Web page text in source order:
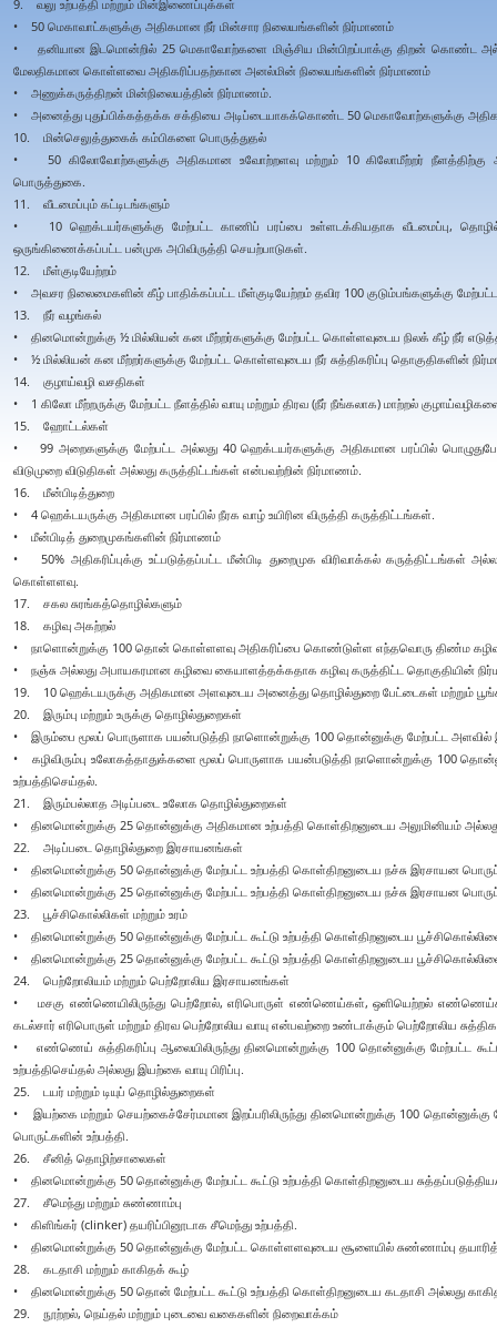
9. வலு உற்பத்தி மற்றும் மின்இணைப்புக்கள்
• 50 மெகாவாட்களுக்கு அதிகமான நீர் மின்சார நிலையங்களின் நிர்மாணம்
• தனியான இடமொன்றில் 25 மெகாவோற்களை மிஞ்சிய மின்பிறப்பாக்கு திறன் கொண்ட
மேலதிகமான கொள்ளவை அதிகரிப்பதற்கான அனல்மின் நிலையங்களின் நிர்மாணம்
• அணுக்கருத்திறன் மின்நிலையத்தின் நிர்மாணம்.
• அனைத்து புதுப்பிக்கத்தக்க சக்தியை அடிப்டையாகக்கொண்ட 50 மெகாவோற்களுக்கு
10. மின்செலுத்துகைக் கம்பிகளை பொருத்துதல்
• 50 கிலோவோற்களுக்கு அதிகமான உவோற்றளவு மற்றும் 10 கிலோமீற்றர் நீளத்திற்கு
பொருத்துகை.
11. வீடமைப்பும் கட்டிடங்களும்
• 10 ஹெக்டயர்களுக்கு மேற்பட்ட காணிப் பரப்பை உள்ளடக்கியதாக வீடமைப்பு,
ஒருங்கிணைக்கப்பட்ட பன்முக அபிவிருத்தி செயற்பாடுகள்.
12. மீள்குடியேற்றம்
• அவசர நிலைமைகளின் கீழ் பாதிக்கப்பட்ட மீள்குடியேற்றம் தவிர 100 குடும்பங்களுக்கு
13. நீர் வழங்கல்
• தினமொன்றுக்கு ½ மில்லியன் கன மீற்றர்களுக்கு மேற்பட்ட கொள்ளவுடைய நிலக் கீழ் நீர்
• ½ மில்லியன் கன மீற்றர்களுக்கு மேற்பட்ட கொள்ளவுடைய நீர் சுத்திகரிப்பு தொகுதிகளின்
14. குழாய்வழி வசதிகள்
• 1 கிலோ மீற்றருக்கு மேற்பட்ட நீளத்தில் வாயு மற்றும் திரவ (நீர் நீங்கலாக) மாற்றல்
15. ஹோட்டல்கள்
• 99 அறைகளுக்கு மேற்பட்ட அல்லது 40 ஹெக்டயர்களுக்கு அதிகமான பரப்பில்
விடுமுறை விடுதிகள் அல்லது கருத்திட்டங்கள் என்பவற்றின் நிர்மாணம்.
16. மீன்பிடித்துறை
• 4 ஹெக்டயருக்கு அதிகமான பரப்பில் நீரக வாழ் உயிரின விருத்தி கருத்திட்டங்கள்.
• மீன்பிடித் துறைமுகங்களின் நிர்மாணம்
• 50% அதிகரிப்புக்கு உட்படுத்தப்பட்ட மீன்பிடி துறைமுக விரிவாக்கல்
கொள்ளளவு.
17. சகல சுரங்கத்தொழில்களும்
18. கழிவு அகற்றல்
• நாளொன்றுக்கு 100 தொன் கொள்ளளவு அதிகரிப்பை கொண்டுள்ள எந்தவொரு திண்ம
• நஞ்சு அல்லது அபாயகரமான கழிவை கையாளத்தக்கதாக கழிவு கருத்திட்ட தொகுதியின்
19. 10 ஹெக்டயருக்கு அதிகமான அளவுடைய அனைத்து தொழில்துறை பேட்டைகள் மற்றும்
20. இரும்பு மற்றும் உருக்கு தொழில்துறைகள்
• இரும்பை மூலப் பொருளாக பயன்படுத்தி நாளொன்றுக்கு 100 தொன்னுக்கு மேற்பட்ட அளவில்
• கழிவிரும்பு உலோகத்தாதுக்களை மூலப் பொருளாக பயன்படுத்தி நாளொன்றுக்கு 100
உற்பத்திசெய்தல்.
21. இரும்பல்லாத அடிப்படை உலோக தொழில்துறைகள்
• தினமொன்றுக்கு 25 தொன்னுக்கு அதிகமான உற்பத்தி கொள்திறனுடைய அலுமினியம்
22. அடிப்படை தொழில்துறை இரசாயனங்கள்
• தினமொன்றுக்கு 50 தொன்னுக்கு மேற்பட்ட உற்பத்தி கொள்திறனுடைய நச்சு இரசாயன
• தினமொன்றுக்கு 25 தொன்னுக்கு மேற்பட்ட உற்பத்தி கொள்திறனுடைய நச்சு இரசாயன
23. பூச்சிகொல்லிகள் மற்றும் உரம்
• தினமொன்றுக்கு 50 தொன்னுக்கு மேற்பட்ட கூட்டு உற்பத்தி கொள்திறனுடைய
• தினமொன்றுக்கு 25 தொன்னுக்கு மேற்பட்ட கூட்டு உற்பத்தி கொள்திறனுடைய
24. பெற்றோலியம் மற்றும் பெற்றோலிய இரசாயனங்கள்
• மசகு எண்ணெயிலிருந்து பெற்றோல், எரிபொருள் எண்ணெய்கள், ஒளியெற்றல்
கடல்சார் எரிபொருள் மற்றும் திரவ பெற்றோலிய வாயு என்பவற்றை உண்டாக்கும் பெற்றோலிய
• எண்ணெய் சுத்திகரிப்பு ஆலையிலிருந்து தினமொன்றுக்கு 100 தொன்னுக்கு மேற்பட்ட
உற்பத்திசெய்தல் அல்லது இயற்கை வாயு பிரிப்பு.
25. டயர் மற்றும் டியுப் தொழில்துறைகள்
• இயற்கை மற்றும் செயற்கைச்சேர்மமான இறப்பரிலிருந்து தினமொன்றுக்கு 100 தொன்னுக்கு
பொருட்களின் உற்பத்தி.
26. சீனித் தொழிற்சாலைகள்
• தினமொன்றுக்கு 50 தொன்னுக்கு மேற்பட்ட கூட்டு உற்பத்தி கொள்திறனுடைய
27. சீமெந்து மற்றும் சுண்ணாம்பு
• கிளிங்கர் (clinker) தயரிப்பினூடாக சீமெந்து உற்பத்தி.
• தினமொன்றுக்கு 50 தொன்னுக்கு மேற்பட்ட கொள்ளளவுடைய சூளையில் சுண்ணாம்பு
28. கடதாசி மற்றும் காகிதக் கூழ்
• தினமொன்றுக்கு 50 தொன் மேற்பட்ட கூட்டு உற்பத்தி கொள்திறனுடைய கடதாசி அல்லது
29. நூற்றல், நெய்தல் மற்றும் புடைவை வகைகளின் நிறைவாக்கம்